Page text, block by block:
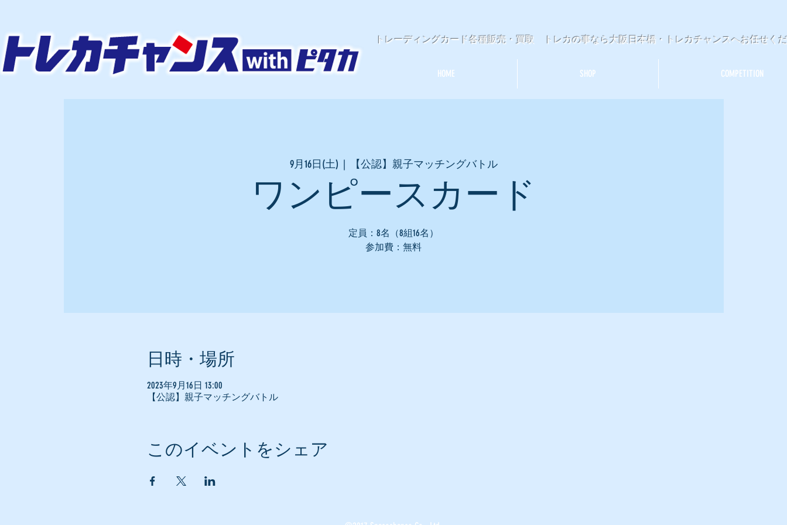
トレーディングカード各種販売・買取 トレカの事なら大阪日本橋・トレカチャンスへお任せく
HOME SHOP COMPETITION
9月16日(土)
  |
【公認】親子マッチングバトル
ワンピースカード
定員：8名（8組16名）
参加費：無料
日時・場所
2023年9月16日 13:00
【公認】親子マッチングバトル
このイベントをシェア